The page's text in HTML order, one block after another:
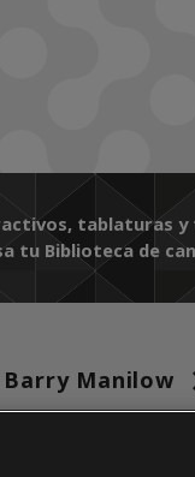
tablaturas y
tu Biblioteca de
Barry Manilow